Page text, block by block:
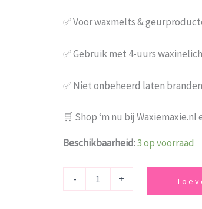
✅ Voor waxmelts &
✅ Gebruik met 4-uurs
✅ Niet onbeheerd laten branden
🛒 Shop ‘m nu bij Waxiemaxie.nl
Beschikbaarheid:3 op voorraad
- +